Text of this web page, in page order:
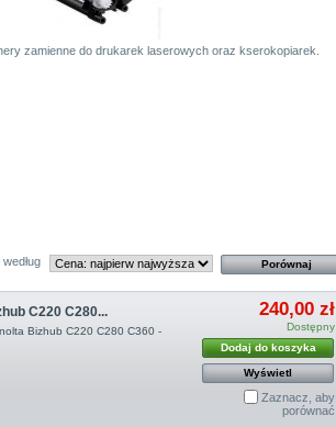
zamienne do drukarek laserowych oraz kserokopiarek.
C220 C280...
Bizhub C220 C280 C360 -
240,00 zł
Dostępny
Dodaj do koszyka
Wyświetl
Zaznacz, aby
porównać